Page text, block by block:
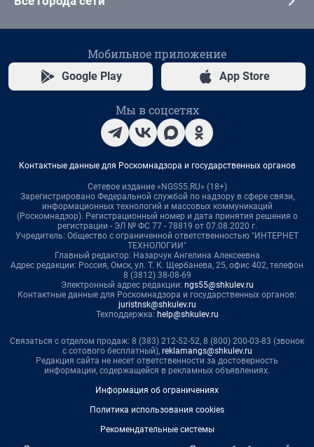
Мобильное приложение
Google Play App Store
Мы в соцсетях
Контактные данные для Роскомнадзора и государственных органов
Сетевое издание «NGS55.RU» (18+)
Зарегистрировано Федеральной службой по надзору в сфере связи,
информационных технологий и массовых коммуникаций
(Роскомнадзор). Регистрационный номер и дата принятия решения о
регистрации - ЭЛ № ФС 77 - 78819 от 07.08.2020 г.
Учредитель: Общество с ограниченной ответственностью "ИНТЕРНЕТ
ТЕХНОЛОГИИ"
Главный редактор: Назарчук Ангелина Алексеевна
Адрес редакции: Россия, Омск, ул. Т. К. Щербанева, 25, офис 402, телефон
8 (3812) 38-08-69
Электронный адрес редакции: ngs55@shkulev.ru
Контактные данные для Роскомнадзора и государственных органов:
juristnsk@shkulev.ru
Техподдержка: help@shkulev.ru
Связаться с отделом продаж: 8 (383) 212-52-52, 8 (800) 200-03-83 (звонок
с сотового бесплатный), reklamangs@shkulev.ru
Редакция сайта не несет ответственности за достоверность
информации, содержащейся в рекламных объявлениях.
Информация об ограничениях
Политика использования cookies
Рекомендательные системы